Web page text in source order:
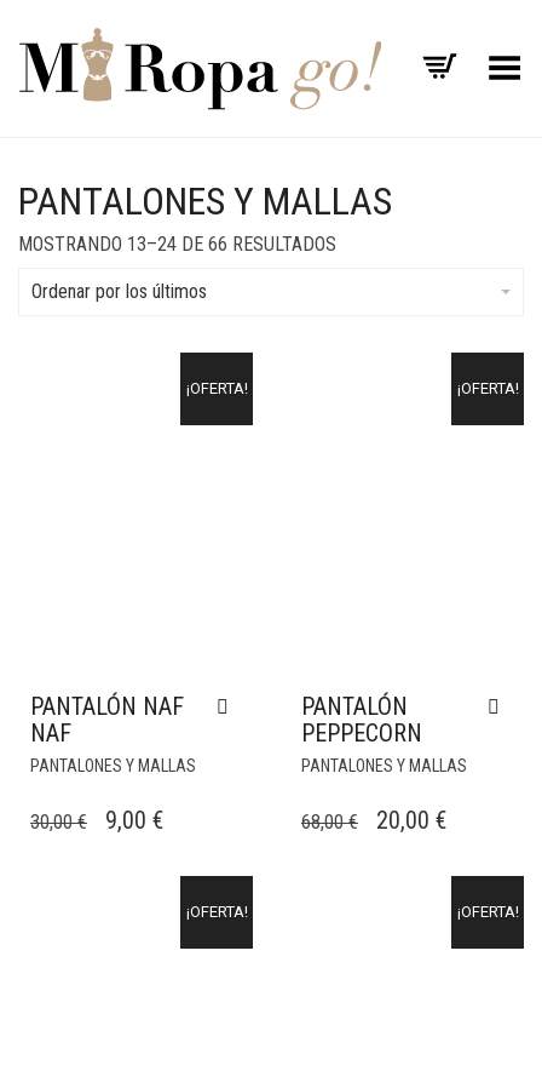
Menú
PANTALONES Y MALLAS
MOSTRANDO 13–24 DE 66 RESULTADOS
Ordenar por los últimos
¡OFERTA!
PANTALÓN NAF
NAF
PANTALONES Y MALLAS
30,00€
EL
9,00 €EL
ES:
9,00 €.
¡OFERTA!
PANTALÓN
PEPPECORN
PANTALONES Y MALLAS
68,00€
EL
20,00 €EL
ES:
20,00 €.
¡OFERTA! ¡OFERTA!